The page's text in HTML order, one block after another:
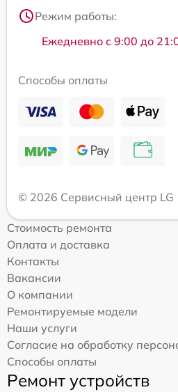
Режим работы:
Ежедневно с 9:00 до
Способы оплаты
© 2026 Сервисный центр LG
Стоимость ремонта
Оплата и доставка
Контакты
Вакансии
О компании
Ремонтируемые модели
Наши услуги
Согласие на обработку
Способы оплаты
Ремонт устройств